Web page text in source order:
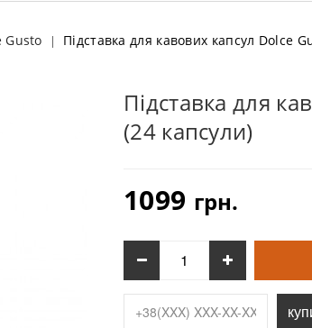
Gusto Підставка для кавових капсул Dolce
Підставка для
(24 капсули)
1099 грн.